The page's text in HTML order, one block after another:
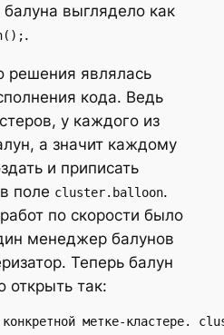
выглядело как
.
решения являлась
кода. Ведь
у каждого из
а значит каждому
и приписать
поле cluster.balloon.
по скорости было
менеджер балунов
Теперь балун
открыть так:
метке-кластере.